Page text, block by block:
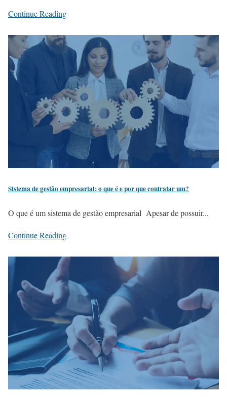
Continue Reading
Sistema de gestão empresarial: o que é e por que contratar um?
O que é um sistema de gestão empresarial Apesar de possuir...
Continue Reading